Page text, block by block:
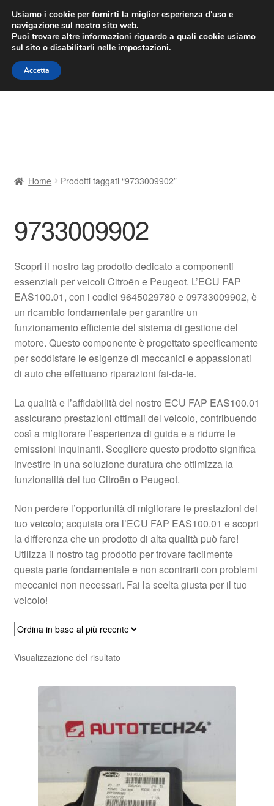
CONSEGNA da 7 EUR
Lun-Ven 9:00 - 16:00/800 580 290
Vai
alla
navigazione
Vai
al
contenuto
Contatto
Il mio account
Pagamenti
Politica sulla riservatezza
Procedura di Reclamo
Rimostranza
Spedizione in tutto il mondo
Home Prodotti taggati “9733009902”
9733009902
Scopri il nostro tag prodotto dedicato a componenti
essenziali per veicoli Citroën e Peugeot. L’ECU FAP
EAS100.01, con i codici 9645029780 e 09733009902, è
un ricambio fondamentale per garantire un
funzionamento efficiente del sistema di gestione del
motore. Questo componente è progettato specificamente
per soddisfare le esigenze di meccanici e appassionati
di auto che effettuano riparazioni fai-da-te.
La qualità e l’affidabilità del nostro ECU FAP EAS100.01
assicurano prestazioni ottimali del veicolo, contribuendo
così a migliorare l’esperienza di guida e a ridurre le
emissioni inquinanti. Scegliere questo prodotto significa
investire in una soluzione duratura che ottimizza la
funzionalità del tuo Citroën o Peugeot.
Non perdere l’opportunità di migliorare le prestazioni del
tuo veicolo; acquista ora l’ECU FAP EAS100.01 e scopri
la differenza che un prodotto di alta qualità può fare!
Utilizza il nostro tag prodotto per trovare facilmente
questa parte fondamentale e non scontrarti con problemi
meccanici non necessari. Fai la scelta giusta per il tuo
veicolo!
Visualizzazione del risultato
Usiamo i cookie per fornirti la miglior esperienza d'uso e
navigazione sul nostro sito web.
Puoi trovare altre informazioni riguardo a quali cookie usiamo
sul sito o disabilitarli nelle impostazioni.
Accetta